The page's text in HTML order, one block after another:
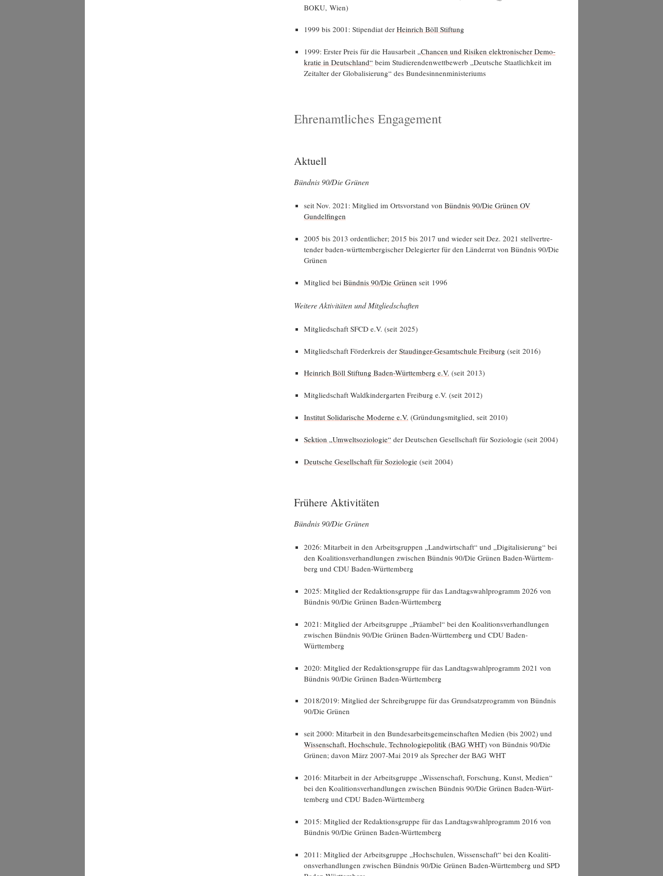
BOKU, Wien)
1999 bis 2001: Sti­pen­di­at der Hein­rich Böll Stiftung
1999: Ers­ter Preis für die Haus­ar­beit „Chan­cen und Risi­ken elek­tro­ni­scher Demo­
kra­tie in Deutsch­land“beim Stu­die­ren­den­wett­be­werb „Deut­sche Staat­lich­keit im
Zeit­al­ter der Glo­ba­li­sie­rung“ des Bundesinnenministeriums
Ehrenamtliches Engagement
Aktuell
Bünd­nis 90/Die Grünen
seit Nov. 2021: Mit­glied im Orts­vor­stand von Bünd­nis 90/Die Grü­nen OV
Gundelfingen
2005 bis 2013 ordent­li­cher; 2015 bis 2017 und wie­der seit Dez. 2021 stell­ver­tre­
ten­der baden-würt­tem­ber­gi­scher Dele­gier­ter für den Län­der­rat von Bünd­nis 90/Die
Grünen
Mit­glied bei Bünd­nis 90/Die Grü­nen seit 1996
Wei­te­re Akti­vi­tä­ten und Mitgliedschaften
Mit­glied­schaft SFCD e.V. (seit 2025)
Mit­glied­schaft För­der­kreis der Stau­din­ger-Gesamt­schu­le Frei­burg (seit 2016)
Hein­rich Böll Stif­tung Baden-Würt­tem­berg e.V. (seit 2013)
Mit­glied­schaft Wald­kin­der­gar­ten Frei­burg e.V. (seit 2012)
Insti­tut Soli­da­ri­sche Moder­ne e.V. (Grün­dungs­mit­glied, seit 2010)
Sek­ti­on „Umwelt­so­zio­lo­gie“der Deut­schen Gesell­schaft für Sozio­lo­gie (seit 2004)
Deut­sche Gesell­schaft für Sozio­lo­gie(seit 2004)
Frühere Aktivitäten
Bünd­nis 90/Die Grünen
2026: Mit­ar­beit in den Arbeits­grup­pen „Land­wirt­schaft“ und „Digi­ta­li­sie­rung“ bei
den Koali­ti­ons­ver­hand­lun­gen zwi­schen Bünd­nis 90/Die Grü­nen Baden-Würt­tem­
berg und CDU Baden-Württemberg
2025: Mit­glied der Redak­ti­ons­grup­pe für das Land­tags­wahl­pro­gramm 2026 von
Bünd­nis 90/Die Grü­nen Baden-Württemberg
2021: Mit­glied der Arbeits­grup­pe „Prä­am­bel“ bei den Koali­ti­ons­ver­hand­lun­gen
zwi­schen Bünd­nis 90/Die Grü­nen Baden-Würt­tem­berg und CDU Baden-
Württemberg
2020: Mit­glied der Redak­ti­ons­grup­pe für das Land­tags­wahl­pro­gramm 2021 von
Bünd­nis 90/Die Grü­nen Baden-Württemberg
2018/2019: Mit­glied der Schreib­grup­pe für das Grund­satz­pro­gramm von Bünd­nis
90/Die Grünen
seit 2000: Mit­ar­beit in den Bun­des­ar­beits­ge­mein­schaf­ten Medi­en (bis 2002) und
Wis­sen­schaft, Hoch­schu­le, Tech­no­lo­gie­po­li­tik (BAG WHT)von Bünd­nis 90/Die
Grü­nen; davon März 2007-Mai 2019 als Spre­cher der BAG WHT
2016: Mit­ar­beit in der Arbeits­grup­pe „Wis­sen­schaft, For­schung, Kunst, Medi­en“
bei den Koali­ti­ons­ver­hand­lun­gen zwi­schen Bünd­nis 90/Die Grü­nen Baden-Würt­
tem­berg und CDU Baden-Württemberg
2015: Mit­glied der Redak­ti­ons­grup­pe für das Land­tags­wahl­pro­gramm 2016 von
Bünd­nis 90/Die Grü­nen Baden-Württemberg
2011: Mit­glied der Arbeits­grup­pe „Hoch­schu­len, Wis­sen­schaft“ bei den Koali­ti­
ons­ver­hand­lun­gen zwi­schen Bünd­nis 90/Die Grü­nen Baden-Würt­tem­berg und SPD